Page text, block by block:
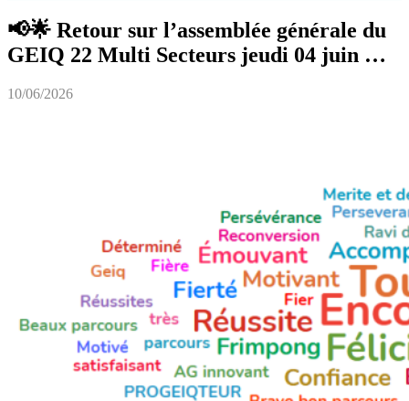
📢🌟 Retour sur l’assemblée générale du
GEIQ 22 Multi Secteurs jeudi 04 juin …
10/06/2026